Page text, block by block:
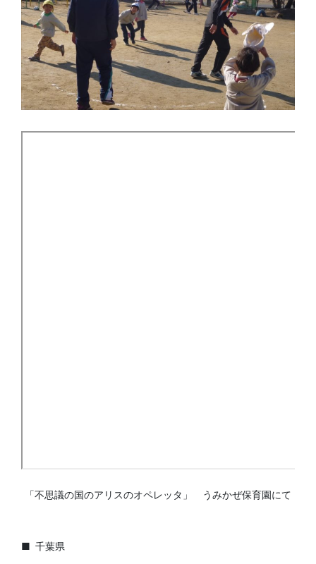
「不思議の国のアリスのオペレッタ」 うみかぜ保育園にて
千葉県